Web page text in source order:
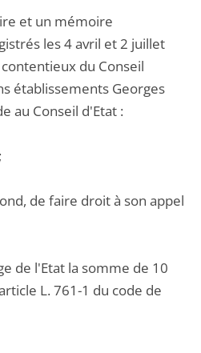
et un mémoire
les 4 avril et 2 juillet
du Conseil
établissements Georges
au Conseil d'Etat :
de faire droit à son appel
de l'Etat la somme de 10
L. 761-1 du code de